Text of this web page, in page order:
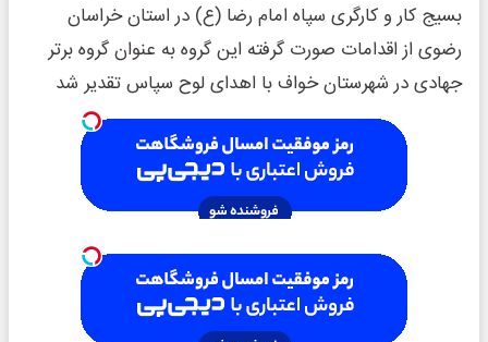
بسیج کار و کارگری سپاه امام رضا (ع) در استان خراسان
رضوی از اقدامات صورت گرفته این گروه به عنوان گروه برتر
جهادی در شهرستان خواف با اهدای لوح سپاس تقدیر شد